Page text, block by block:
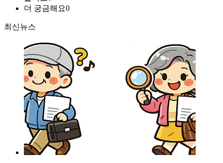
더 궁금해요0
최신뉴스